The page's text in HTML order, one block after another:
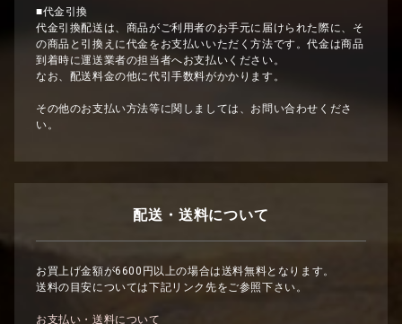
■代金引換
代金引換配送は、商品がご利用者のお手元に届けられた際に、そ
の商品と引換えに代金をお支払いいただく方法です。代金は商品
到着時に運送業者の担当者へお支払いください。
なお、配送料金の他に代引手数料がかかります。
その他のお支払い方法等に関しましては、お問い合わせくださ
い。
配送・送料について
お買上げ金額が6600円以上の場合は送料無料となります。
送料の目安については下記リンク先をご参照下さい。
お支払い・送料について